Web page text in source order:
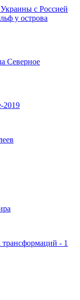
с Россией
у острова
Северное
2019
трансформаций - 1